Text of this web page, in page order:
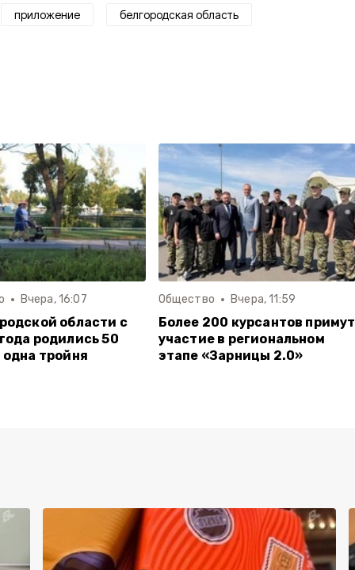
приложение белгородская область
Вчера, 16:07
области с
родились 50
одна тройня
Общество Вчера, 11:59
Более 200 курсантов примут
участие в региональном
этапе «Зарницы 2.0»